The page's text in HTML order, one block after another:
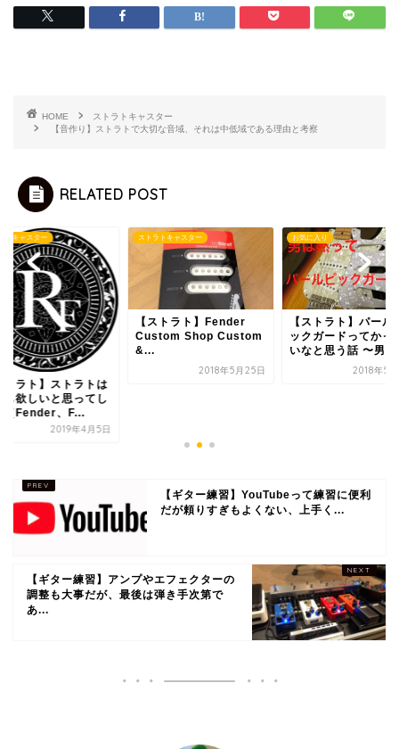
HOME
ストラトキャスター
【音作り】ストラトで大切な音域、それは中低域である理由と考察
RELATED POST
トキャスター
トラト】ストラトは
も欲しいと思ってし
（Fender、F...
2019年4月5日
ストラトキャスター
【ストラト】Fender
Custom Shop Custom
&...
2018年5月25日
お気に入り
【ストラト】パール
ックガードってかっ
いなと思う話 〜男
2018年5
【ギター練習】YouTubeって練習に便利
だが頼りすぎもよくない、上手く...
【ギター練習】アンプやエフェクターの
調整も大事だが、最後は弾き手次第で
あ...